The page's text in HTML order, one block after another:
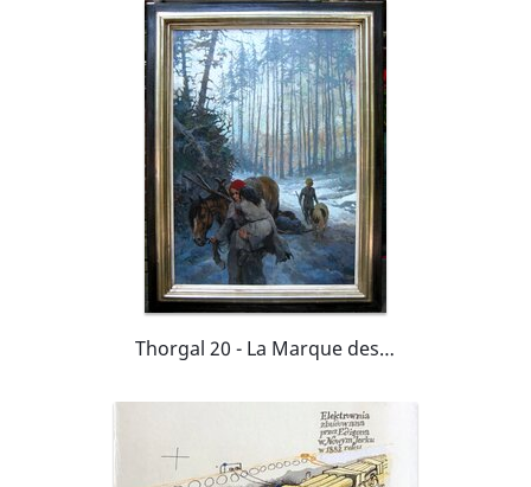
Thorgal 20 - La Marque des Bannis